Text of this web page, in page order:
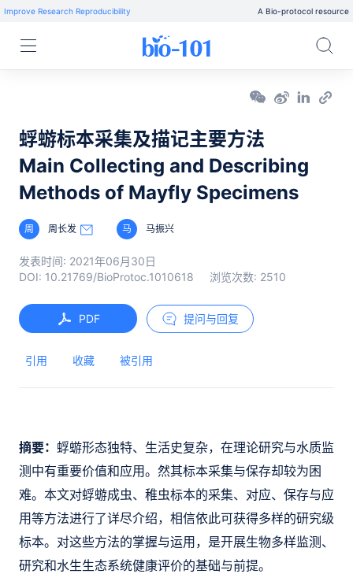
Improve Research Reproducibility A Bio-protocol resource
蜉蝣标本采集及描记主要方法
Main Collecting and Describing
Methods of Mayfly Specimens
周 周长发 马 马振兴
发表时间: 2021年06月30日
DOI: 10.21769/BioProtoc.1010618 浏览次数: 2510
PDF 提问与回复
引用 收藏 被引用
摘要： 蜉蝣形态独特、生活史复杂，在理论研究与水质监
测中有重要价值和应用。然其标本采集与保存却较为困
难。本文对蜉蝣成虫、稚虫标本的采集、对应、保存与应
用等方法进行了详尽介绍，相信依此可获得多样的研究级
标本。对这些方法的掌握与运用，是开展生物多样监测、
研究和水生生态系统健康评价的基础与前提。